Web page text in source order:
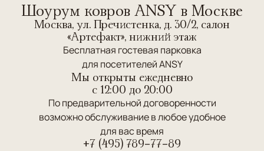
Шоурум ковров ANSY в Москве
Москва, ул. Пречистенка, д. 30/2, салон
«Артефакт», нижний этаж
Бесплатная гостевая парковка
для посетителей ANSY
Мы открыты ежедневно
c 12:00 до 20:00
По предварительной договоренности
возможно обслуживание в любое удобное
для вас время
+7 (495) 789-77-89